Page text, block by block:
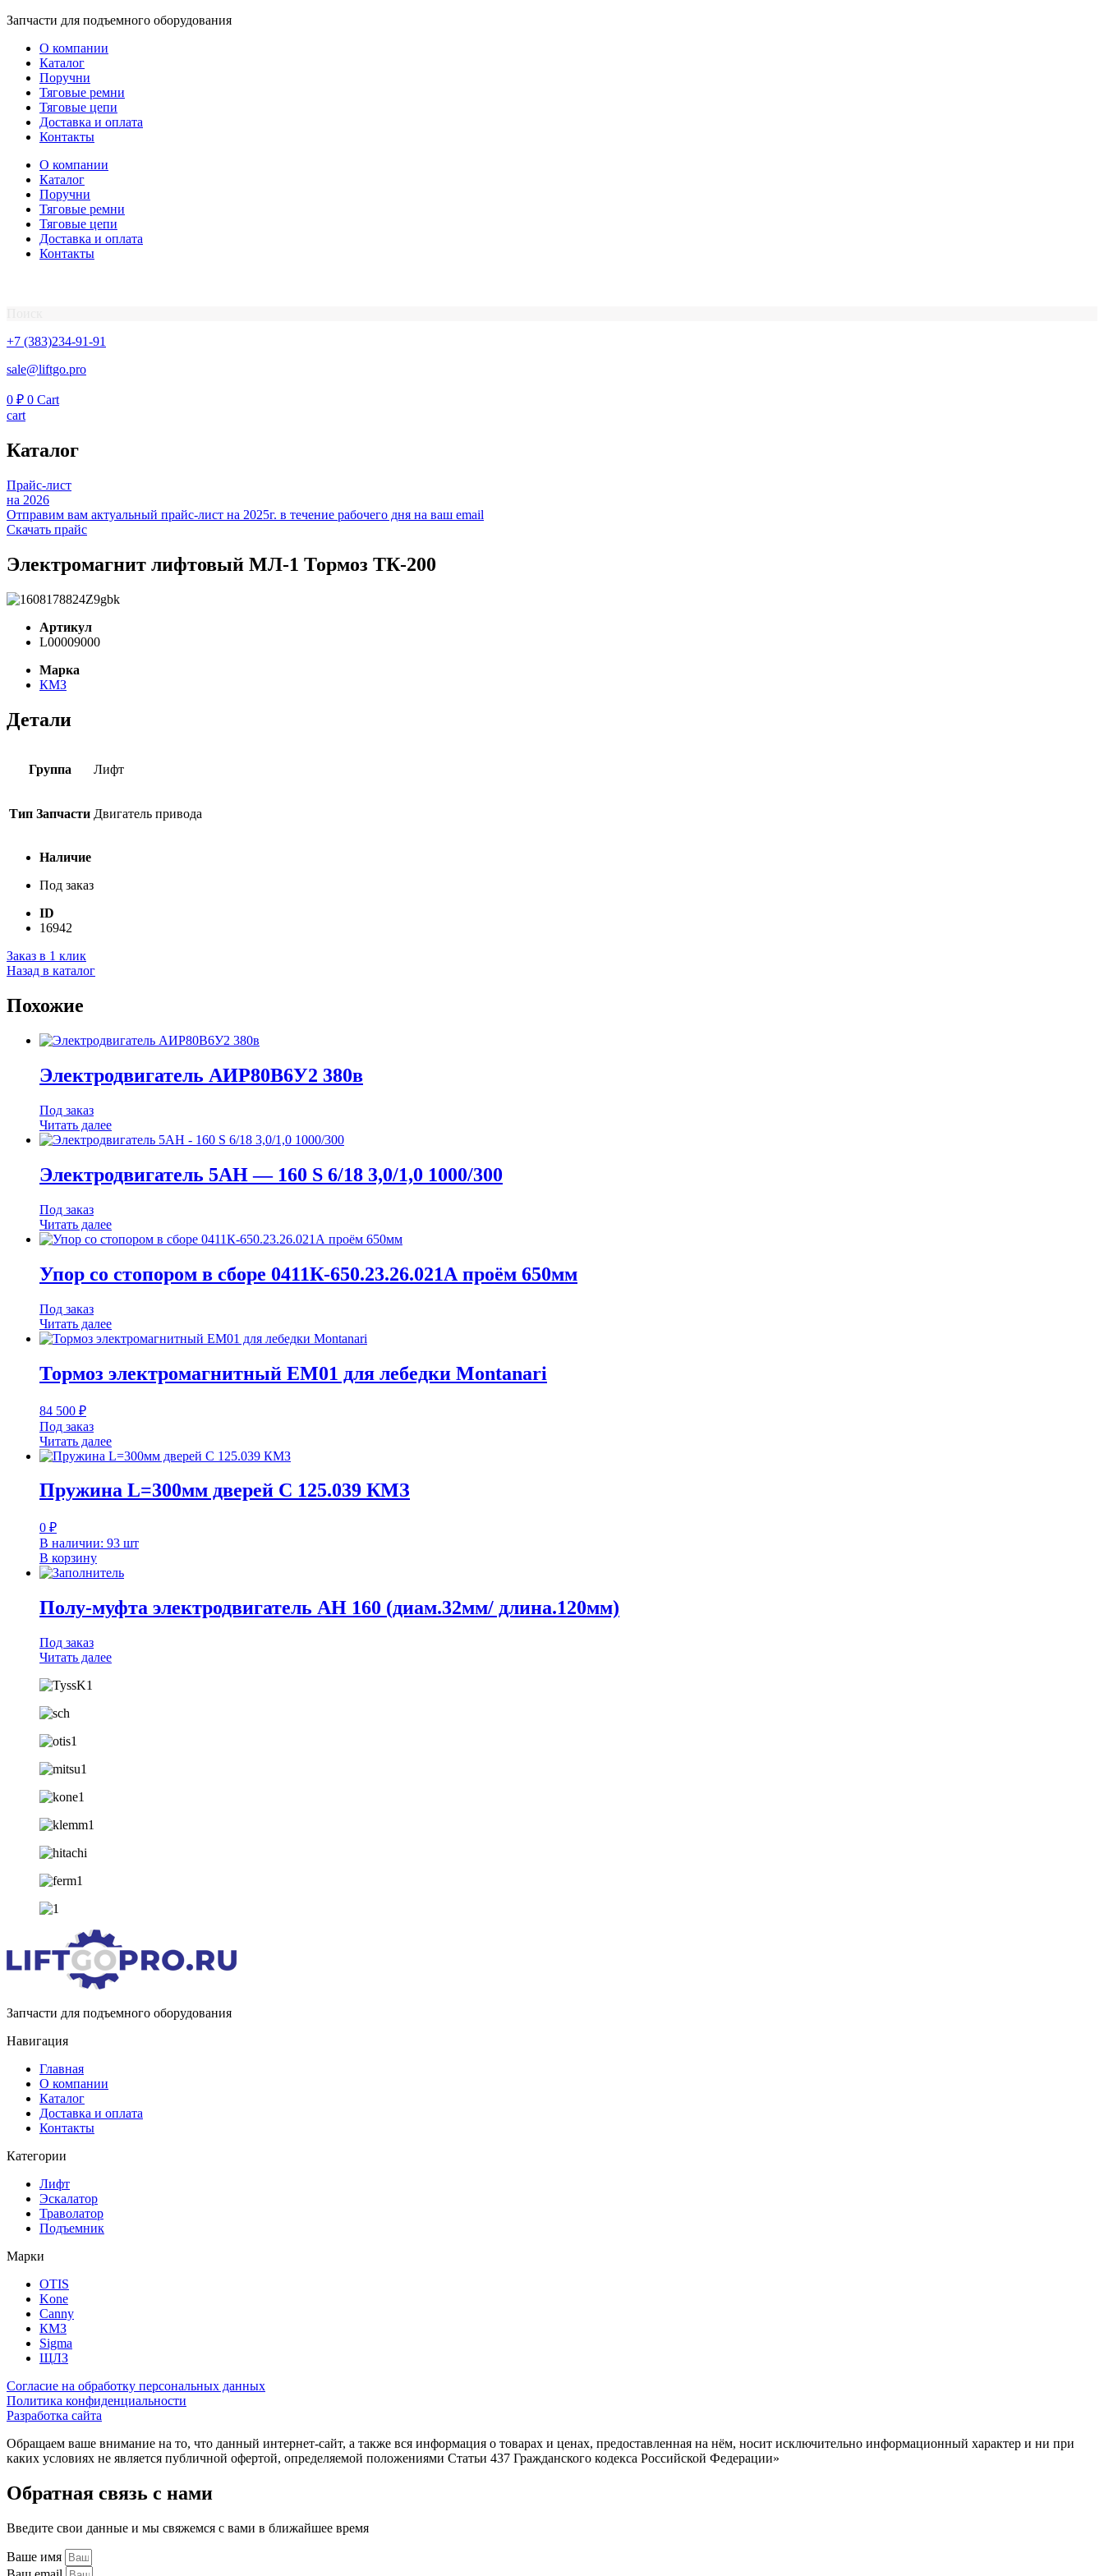
Перейти
содержимому
Запчасти для подъемного оборудования
О компании
Каталог
Поручни
Тяговые ремни
Тяговые цепи
Доставка и оплата
Контакты
О компании
Каталог
Поручни
Тяговые ремни
Тяговые цепи
Доставка и оплата
Контакты
+7 (383)234-91-91
sale@liftgo.pro
0 ₽ 0 Cart
cart
Каталог
Прайс-лист
на 2026
Отправим вам актуальный прайс-лист на 2025г. в течение рабочего дня на ваш email
Скачать прайс
Электромагнит лифтовый МЛ-1 Тормоз ТК-200
Артикул
L00009000
Марка
КМЗ
Детали
Группа Лифт
Тип Запчасти Двигатель привода
Наличие
Под заказ
ID
16942
Заказ в 1 клик
Назад в каталог
Похожие
Электродвигатель АИР80В6У2 380в
Под заказ
Читать далее
Электродвигатель 5АН — 160 S 6/18 3,0/1,0 1000/300
Под заказ
Читать далее
Упор со стопором в сборе 0411К-650.23.26.021А проём 650мм
Под заказ
Читать далее
Тормоз электромагнитный EM01 для лебедки Montanari
84 500 ₽
Под заказ
Читать далее
Пружина L=300мм дверей С 125.039 КМЗ
0 ₽
В наличии: 93 шт
В корзину
Полу-муфта электродвигатель АН 160 (диам.32мм/ длина.120мм)
Под заказ
Читать далее
Запчасти для подъемного оборудования
Навигация
Главная
О компании
Каталог
Доставка и оплата
Контакты
Категории
Лифт
Эскалатор
Траволатор
Подъемник
Марки
OTIS
Kone
Canny
КМЗ
Sigma
ЩЛЗ
Согласие на обработку персональных данных
Политика конфиденциальности
Разработка сайта
Обращаем ваше внимание на то, что данный интернет-сайт, а также вся информация о товарах и ценах, предоставленная на нём, носит исключительно информационный характер и ни при
каких условиях не является публичной офертой, определяемой положениями Статьи 437 Гражданского кодекса Российской Федерации»
Обратная связь с нами
Введите свои данные и мы свяжемся с вами в ближайшее время
Ваше имя